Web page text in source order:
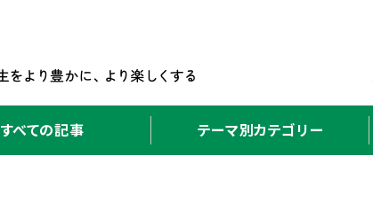
すべての記事 テーマ別カテゴリー